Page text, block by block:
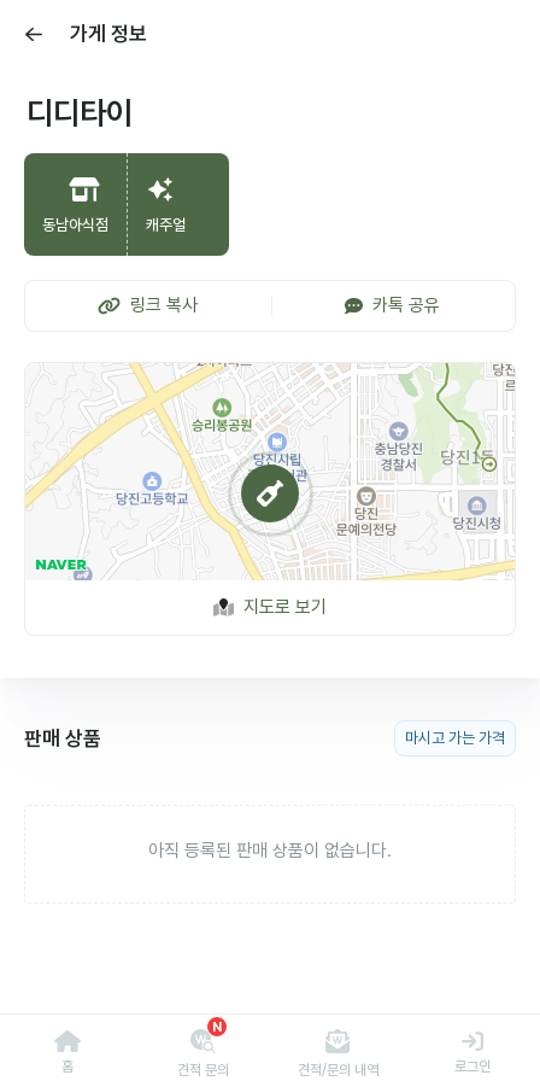
가게 정보
디디타이
동남아식점 캐주얼
링크 복사 카톡 공유
지도로 보기
판매 상품 마시고 가는 가격
아직 등록된 판매 상품이 없습니다.
홈
N
견적 문의 견적/문의 내역 로그인